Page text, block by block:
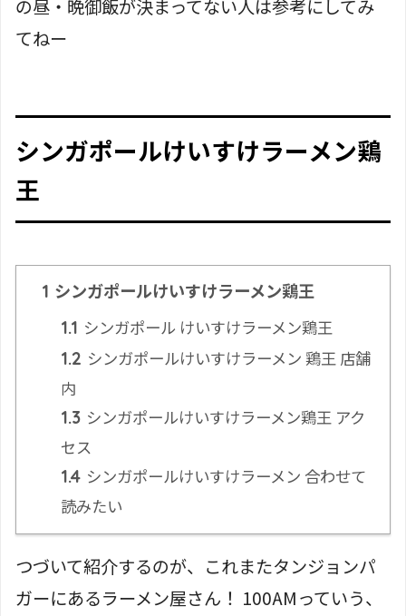
の昼・晩御飯が決まってない人は参考にしてみ
てねー
シンガポールけいすけラーメン鶏
王
1 シンガポールけいすけラーメン鶏王
1.1 シンガポール けいすけラーメン鶏王
1.2 シンガポールけいすけラーメン 鶏王 店舗
内
1.3 シンガポールけいすけラーメン鶏王 アク
セス
1.4 シンガポールけいすけラーメン 合わせて
読みたい
つづいて紹介するのが、これまたタンジョンパ
ガーにあるラーメン屋さん！ 100AMっていう、